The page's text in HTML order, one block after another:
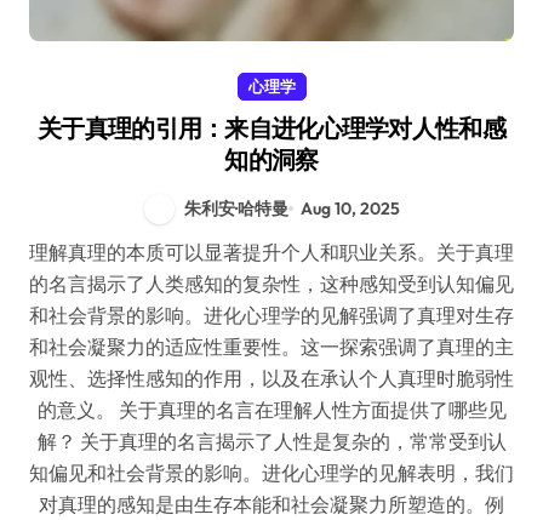
心理学
关于真理的引用：来自进化心理学对人性和感
知的洞察
朱利安·哈特曼 Aug 10, 2025
理解真理的本质可以显著提升个人和职业关系。关于真理
的名言揭示了人类感知的复杂性，这种感知受到认知偏见
和社会背景的影响。进化心理学的见解强调了真理对生存
和社会凝聚力的适应性重要性。这一探索强调了真理的主
观性、选择性感知的作用，以及在承认个人真理时脆弱性
的意义。 关于真理的名言在理解人性方面提供了哪些见
解？ 关于真理的名言揭示了人性是复杂的，常常受到认
知偏见和社会背景的影响。进化心理学的见解表明，我们
对真理的感知是由生存本能和社会凝聚力所塑造的。例